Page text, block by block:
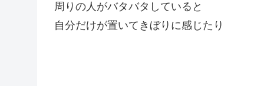
周りの人がバタバタしていると
自分だけが置いてきぼりに感じたり